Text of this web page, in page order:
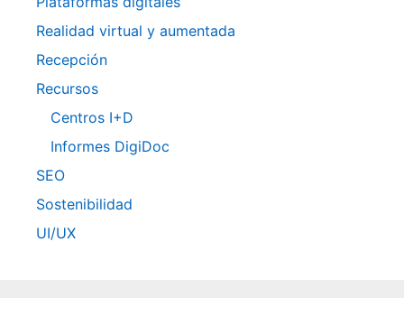
Realidad virtual y aumentada
Recepción
Recursos
Centros I+D
Informes DigiDoc
SEO
Sostenibilidad
UI/UX